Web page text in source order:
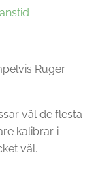
Ruger
väl de flesta
kalibrar i
väl.